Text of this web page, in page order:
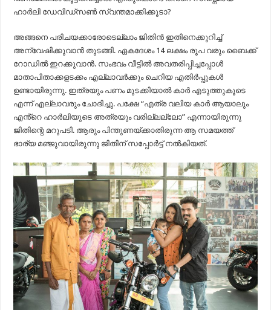
ഹാർലി ഡേവിഡ്‌സൺ സ്വന്തമാക്കിക്കൂടാ?
അങ്ങനെ പരിചയക്കാരോടെല്ലാം ജിതിൻ ഇതിനെക്കുറിച്ച്
അന്വേഷിക്കുവാൻ തുടങ്ങി. ഏകദേശം 14 ലക്ഷം രൂപ വരും ബൈക്ക്
റോഡിൽ ഇറക്കുവാൻ. സംഭവം വീട്ടിൽ അവതരിപ്പിച്ചപ്പോൾ
മാതാപിതാക്കളടക്കം എല്ലാവർക്കും ചെറിയ എതിർപ്പുകൾ
ഉണ്ടായിരുന്നു. ഇത്രയും പണം മുടക്കിയാൽ കാർ എടുത്തുകൂടെ
എന്ന് എല്ലാവരും ചോദിച്ചു. പക്ഷേ “എത്ര വലിയ കാർ ആയാലും
എൻ്റെ ഹാർലിയുടെ അത്രയും വരില്ലല്ലോ” എന്നായിരുന്നു
ജിതിന്റെ മറുപടി. ആരും പിന്തുണയ്ക്കാതിരുന്ന ആ സമയത്ത്
ഭാര്യ മഞ്ജുവായിരുന്നു ജിതിന് സപ്പോർട്ട് നൽകിയത്.